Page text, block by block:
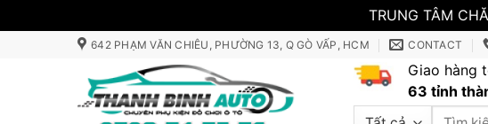
TRUNG TÂM
642 PHẠM VĂN CHIÊU, PHƯỜNG 13, Q GÒ VẤP, HCM CONTACT
Giao hàng
63 tỉnh
Tìm